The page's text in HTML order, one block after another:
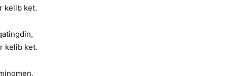
kelib ket.
kelib ket.